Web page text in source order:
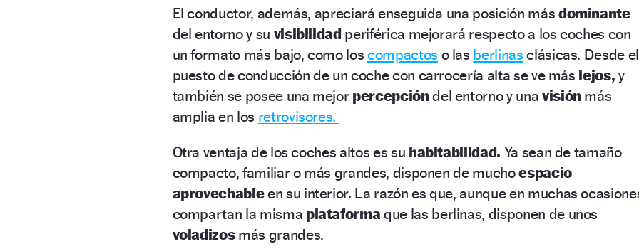
El conductor, además, apreciará enseguida una posición más dominante
del entorno y su visibilidadperiférica mejorará respecto a los coches con
un formato más bajo, como los compactos o las berlinas clásicas. Desde el
puesto de conducción de un coche con carrocería alta se ve más lejos, y
también se posee una mejor percepción del entorno y una visión más
amplia en los retrovisores.
Otra ventaja de los coches altos es su habitabilidad. Ya sean de tamaño
compacto, familiar o más grandes, disponen de muchoespacio
aprovechableen su interior. La razón es que, aunque en muchas
compartan la misma plataforma que las berlinas, disponen de unos
voladizosmás grandes.